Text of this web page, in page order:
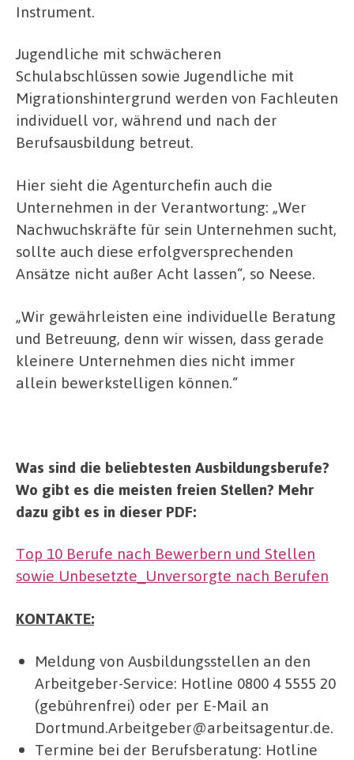
Instrument.
Jugendliche mit schwächeren
Schulabschlüssen sowie Jugendliche mit
Migrationshintergrund werden von Fachleuten
individuell vor, während und nach der
Berufsausbildung betreut.
Hier sieht die Agenturchefin auch die
Unternehmen in der Verantwortung: „Wer
Nachwuchskräfte für sein Unternehmen sucht,
sollte auch diese erfolgversprechenden
Ansätze nicht außer Acht lassen“, so Neese.
„Wir gewährleisten eine individuelle Beratung
und Betreuung, denn wir wissen, dass gerade
kleinere Unternehmen dies nicht immer
allein bewerkstelligen können.“
Was sind die beliebtesten Ausbildungsberufe?
Wo gibt es die meisten freien Stellen? Mehr
dazu gibt es in dieser PDF:
Top 10 Berufe nach Bewerbern und Stellen
sowie Unbesetzte_Unversorgte nach Berufen
KONTAKTE:
Meldung von Ausbildungsstellen an den
Arbeitgeber-Service: Hotline 0800 4 5555 20
(gebührenfrei) oder per E-Mail an
Dortmund.Arbeitgeber@arbeitsagentur.de.
Termine bei der Berufsberatung: Hotline